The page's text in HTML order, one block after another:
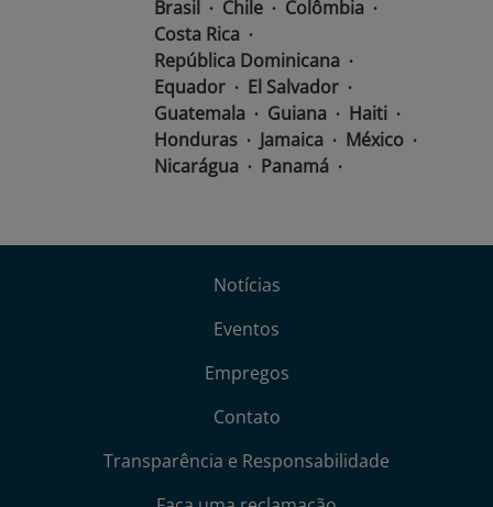
Brasil
Chile
Colômbia
Costa Rica
República Dominicana
Equador
El Salvador
Guatemala
Guiana
Haiti
Honduras
Jamaica
México
Nicarágua
Panamá
Venezuela
Notícias
Eventos
Empregos
Contato
Transparência e Responsabilidade